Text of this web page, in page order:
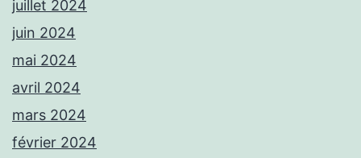
juillet 2024
juin 2024
mai 2024
avril 2024
mars 2024
février 2024